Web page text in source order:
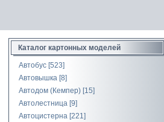
Каталог картонных моделей
Автобус [523]
Автовышка [8]
Автодом (Кемпер) [15]
Автолестница [9]
Автоцистерна [221]